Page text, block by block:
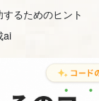
するためのヒント
ai